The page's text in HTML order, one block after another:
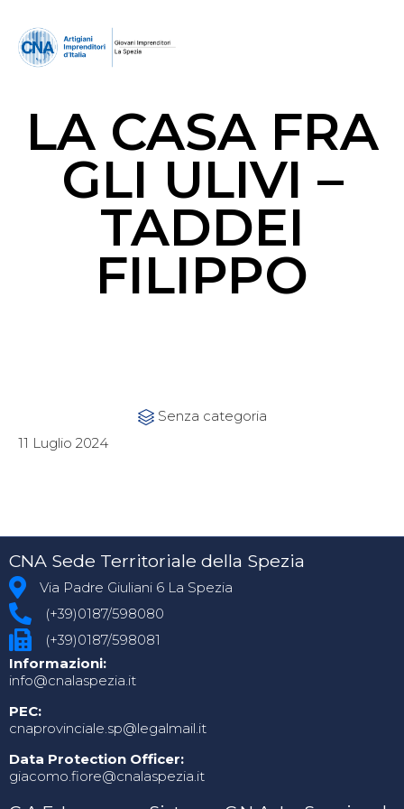
LA CASA FRA
GLI ULIVI –
TADDEI
FILIPPO
 Category
Senza categoria
11 Luglio 2024
CNA Sede Territoriale della Spezia
Via Padre Giuliani 6 La Spezia
(+39)0187/598080
(+39)0187/598081
Informazioni:
info@cnalaspezia.it
PEC:
cnaprovinciale.sp@legalmail.it
Data Protection Officer:
giacomo.fiore@cnalaspezia.it